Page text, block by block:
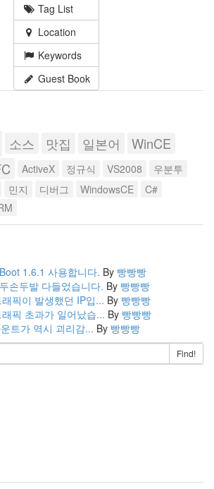
Tag List
Location
Keywords
Guest Book
소스 맛집 일본어
WinCE
ActiveX 정규식 VS2008
우분투
민지 디버그 WindowsCE
C#
1.6.1 사용합니다. By 빵빵빵
손두발 다들었습니다. By 빵빵빵
픽이 발생했던 IP입... By 빵빵빵
픽 초과가 일어났습... By 빵빵빵
트가 역시 괴리감... By 빵빵빵
Find!